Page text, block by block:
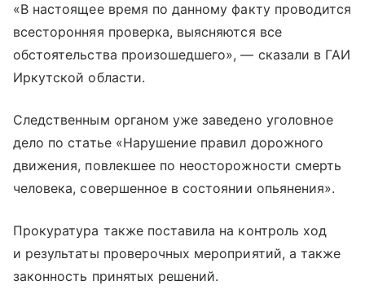
«В настоящее время по данному факту проводится
всесторонняя проверка, выясняются все
обстоятельства произошедшего», — сказали в ГАИ
Иркутской области.
Следственным органом уже заведено уголовное
дело по статье «Нарушение правил дорожного
движения, повлекшее по неосторожности смерть
человека, совершенное в состоянии опьянения».
Прокуратура также поставила на контроль ход
и результаты проверочных мероприятий, а также
законность принятых решений.